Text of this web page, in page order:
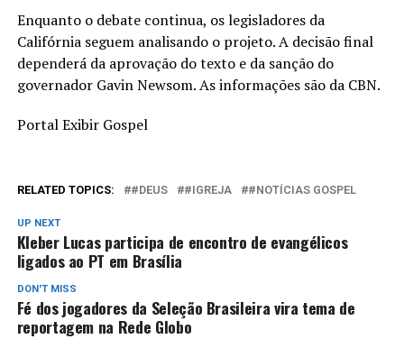
Enquanto o debate continua, os legisladores da
Califórnia seguem analisando o projeto. A decisão final
dependerá da aprovação do texto e da sanção do
governador Gavin Newsom. As informações são da CBN.
Portal Exibir Gospel
RELATED TOPICS: #DEUS #IGREJA #NOTÍCIAS GOSPEL
UP NEXT
Kleber Lucas participa de encontro de evangélicos
ligados ao PT em Brasília
DON'T MISS
Fé dos jogadores da Seleção Brasileira vira tema de
reportagem na Rede Globo